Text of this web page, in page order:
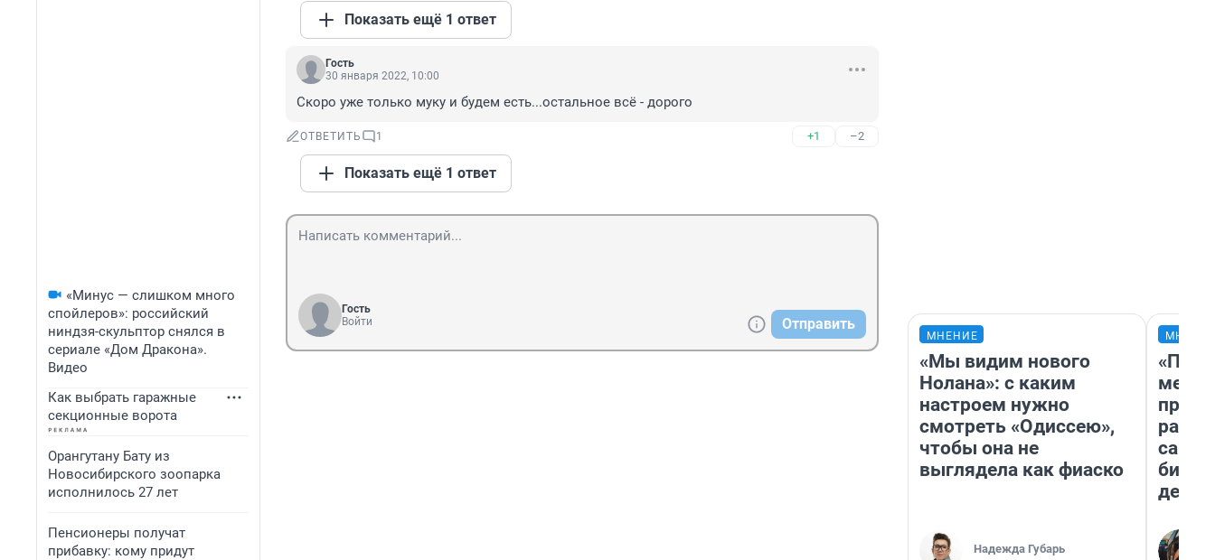
«Минус — слишком много
спойлеров»: российский
ниндзя-скульптор снялся в
сериале «Дом Дракона».
Видео
Как выбрать гаражные
секционные ворота
Орангутану Бату из
Новосибирского зоопарка
исполнилось 27 лет
Пенсионеры получат
прибавку: кому придут
Показать ещё 1 ответ
Гость
30 января 2022, 10:00
Скоро уже только муку и будем есть...остальное всё - дорого
ОТВЕТИТЬ 1 +1 –2
Показать ещё 1 ответ
Гость
Войти
Отправить
МНЕНИЕ
«Мы видим нового
Нолана»: с каким
настроем нужно
смотреть «Одиссею»,
чтобы она не
выглядела как фиаско
Надежда Губарь